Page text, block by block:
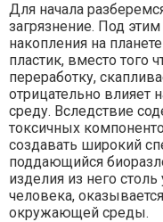
Для начала
загрязнение. Под
накопления на
пластик, вместо того
переработку,
отрицательно
среду. Вследствие
токсичных
создавать широкий
поддающийся
изделия из него
человека,
окружающей среды.